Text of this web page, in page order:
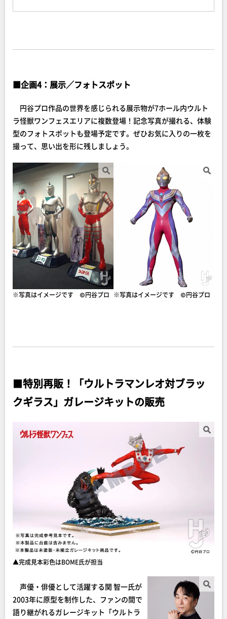
■企画4：展示／フォトスポット
円谷プロ作品の世界を感じられる展示物が7ホール内ウルト
ラ怪獣ワンフェスエリアに複数登場！記念写真が撮れる、体験
型のフォトスポットも登場予定です。ぜひお気に入りの一枚を
撮って、思い出を形に残しましょう。
※写真はイメージです ©円谷プロ ※写真はイメージです ©円谷プロ
■特別再販！「ウルトラマンレオ対ブラッ
クギラス」ガレージキットの販売
▲完成見本彩色はBOME氏が担当
声優・俳優として活躍する関 智一氏が
2003年に原型を制作した、ファンの間で
語り継がれるガレージキット「ウルトラ